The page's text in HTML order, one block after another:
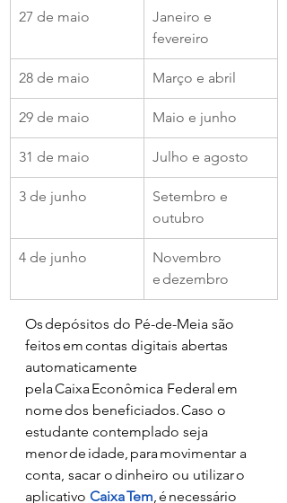
27 de maio
Janeiro e
fevereiro
28 de maio Março e abril
29 de maio Maio e junho
31 de maio Julho e agosto
3 de junho
Setembro e
outubro
4 de junho
Novembro
e dezembro
Os depósitos do Pé-de-Meia são
feitos em contas digitais abertas
automaticamente
pela Caixa Econômica Federal em
nome dos beneficiados. Caso o
estudante contemplado seja
menor de idade, para movimentar a
conta, sacar o dinheiro ou utilizar o
aplicativo Caixa Tem, é necessário